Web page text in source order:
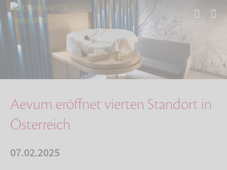
Start Über uns
Aktuelles
Aevum eröffnet vierten Standort in Österreich
Aevum eröffnet vierten Standort in
Österreich
07.02.2025